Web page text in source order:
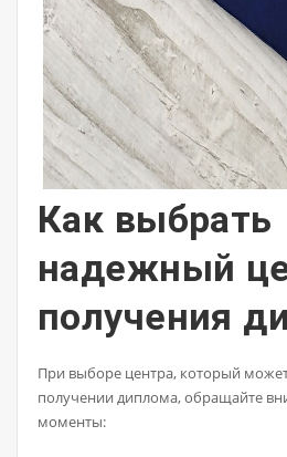
Как выбрать
надежный
получения
При выборе центра, который
получении диплома, обращайте
моменты: